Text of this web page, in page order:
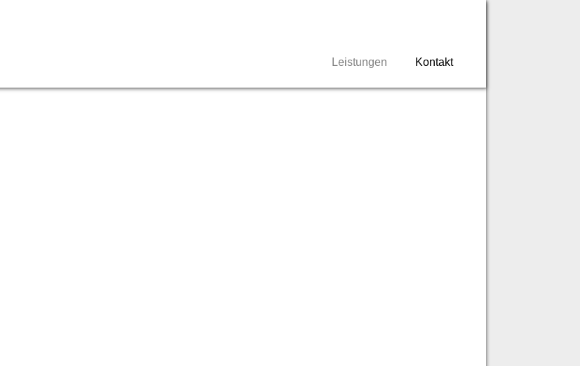
Leistungen Kontakt